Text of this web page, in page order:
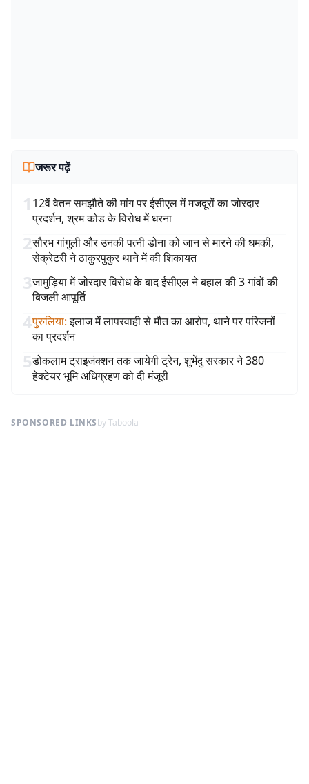
जरूर पढ़ें
1 12वें वेतन समझौते की मांग पर ईसीएल में मजदूरों का जोरदार
प्रदर्शन, श्रम कोड के विरोध में धरना
2सौरभ गांगुली और उनकी पत्नी डोना को जान से मारने की धमकी,
सेक्रेटरी ने ठाकुरपुकुर थाने में की शिकायत
3जामुड़िया में जोरदार विरोध के बाद ईसीएल ने बहाल की 3 गांवों की
बिजली आपूर्ति
4पुरुलिया: इलाज में लापरवाही से मौत का आरोप, थाने पर परिजनों
का प्रदर्शन
5डोकलाम ट्राइजंक्शन तक जायेगी ट्रेन, शुभेंदु सरकार ने 380
हेक्टेयर भूमि अधिग्रहण को दी मंजूरी
SPONSORED LINKSby Taboola